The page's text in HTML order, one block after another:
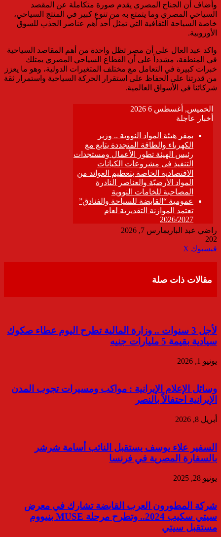
وأضاف أن الجناح المصري يقدم صورة متكاملة عن المقصد
السياحي المصري وما يتمتع به من تنوع كبير في المنتج السياحي،
خاصة السياحة الثقافية التي تمثل أحد أهم عناصر الجذب للسوق
الأوروبية.
واكد عبد العال على أن مصر تظل واحدة من أهم المقاصد السياحية
في المنطقة، مشدداً على أن القطاع السياحي المصري يمتلك
خبرات كبيرة في التعامل مع مختلف المتغيرات الدولية، وهو ما يعزز
من قدرتنا على الحفاظ على استقرار الحركة السياحية واستمرار ثقة
شركائنا في الأسواق العالمية.
راضي عبد الباريمارس 7, 2026
202
فيسبوك ‫X
مقالات ذات صلة
لأجل 3 سنوات .. وزارة المالية تطرح اليوم عطاء صكوك
سيادية بقيمة 5 مليارات جنيه
يونيو 1, 2026
وسائل الإعلام الإيرانية : مواكب ومسيرات تجوب المدن
الإيرانية احتفالاً بالنصر
أبريل 8, 2026
السفير علاء يوسف يستقبل النائب أسامة شرشر
بالسفارة المصرية في فرنسا
يونيو 28, 2025
شركة المطورون العرب القابضة تشارك في معرض
سيتي سكيب 2024.. وتطرح مرحلة MUSE بنيووم
مستقبل سيتي